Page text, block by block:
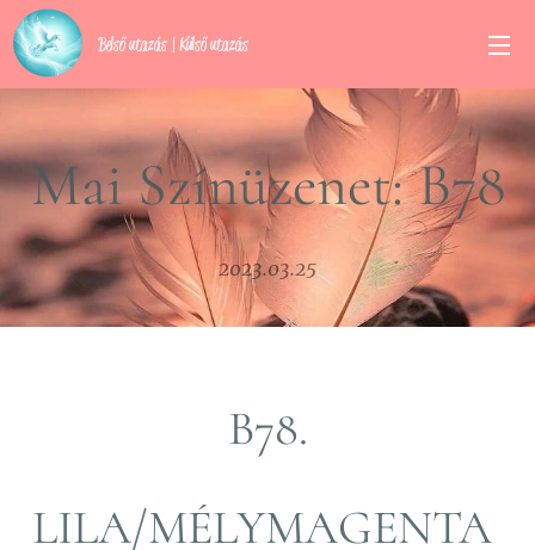
Belső utazás | Külső utazás
Mai Színüzenet: B78
2023.03.25
B78.
LILA/MÉLYMAGENTA